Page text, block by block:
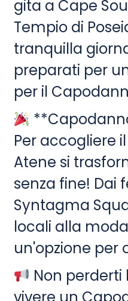
gita a Cape
Tempio di
tranquilla
preparati per
per il
Per accogliere
Atene si
senza fine! Dai
Syntagma
locali alla moda
un'opzione per
Non